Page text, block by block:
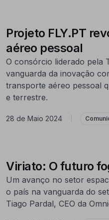
Projeto FLY.PT
aéreo pessoal
O consórcio liderado pela
vanguarda da inovação
transporte aéreo pessoal
e terrestre.
28 de Maio 2024
Viriato: O futuro
Um avanço no setor
o país na vanguarda do
Tiago Pardal, CEO da